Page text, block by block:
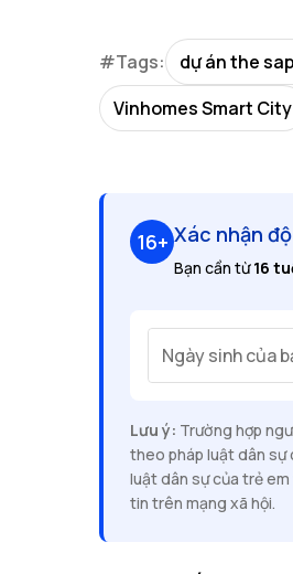
#Tags: dự án the
Vinhomes Smart City
16+ Xác nhận
Bạn cần từ16
Ngày sinh của
Lưu ý: Trường hợp
theo pháp luật dân sự
luật dân sự của trẻ
tin trên mạng xã hội.